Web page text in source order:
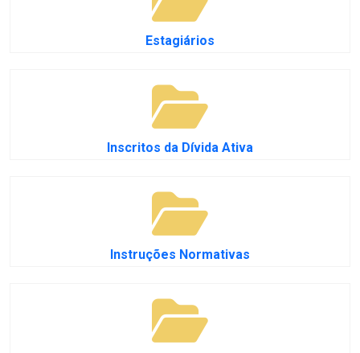
Estagiários
Inscritos da Dívida Ativa
Instruções Normativas